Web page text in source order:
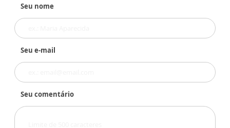
Seu nome
Seu e-mail
Seu comentário